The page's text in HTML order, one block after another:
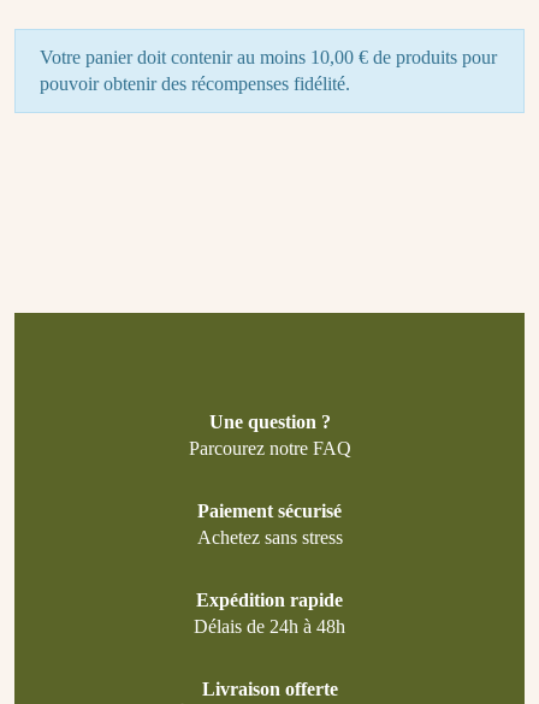
Votre panier doit contenir au moins 10,00 € de produits pour
pouvoir obtenir des récompenses fidélité.
Une question ?
Parcourez notre FAQ
Paiement sécurisé
Achetez sans stress
Expédition rapide
Délais de 24h à 48h
Livraison offerte